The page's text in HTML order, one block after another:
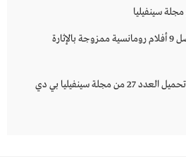
سينفيليا
أفضل 9 أفلام رومانسية ممزوجة بالإثارة
تحميل العدد 27 من مجلة سينفيليا بي دي